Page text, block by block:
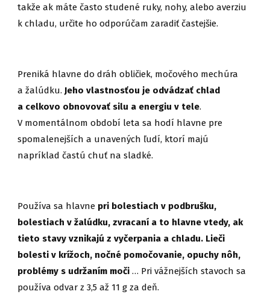
takže ak máte často studené ruky, nohy, alebo averziu
k chladu, určite ho odporúčam zaradiť častejšie.
Preniká hlavne do dráh obličiek, močového mechúra
a žalúdku.Jeho vlastnosťou je odvádzať chlad
a celkovo obnovovať silu a energiu v tele.
V momentálnom období leta sa hodí hlavne pre
spomalenejších a unavených ľudí, ktorí majú
napríklad častú chuť na sladké.
Používa sa hlavne pri bolestiach v podbrušku,
bolestiach v žalúdku, zvracaní a to hlavne vtedy, ak
tieto stavy vznikajú z vyčerpania a chladu. Lieči
bolesti v krížoch, nočné pomočovanie, opuchy nôh,
problémy s udržaním moči … Pri vážnejších stavoch sa
používa odvar z 3,5 až 11 g za deň.